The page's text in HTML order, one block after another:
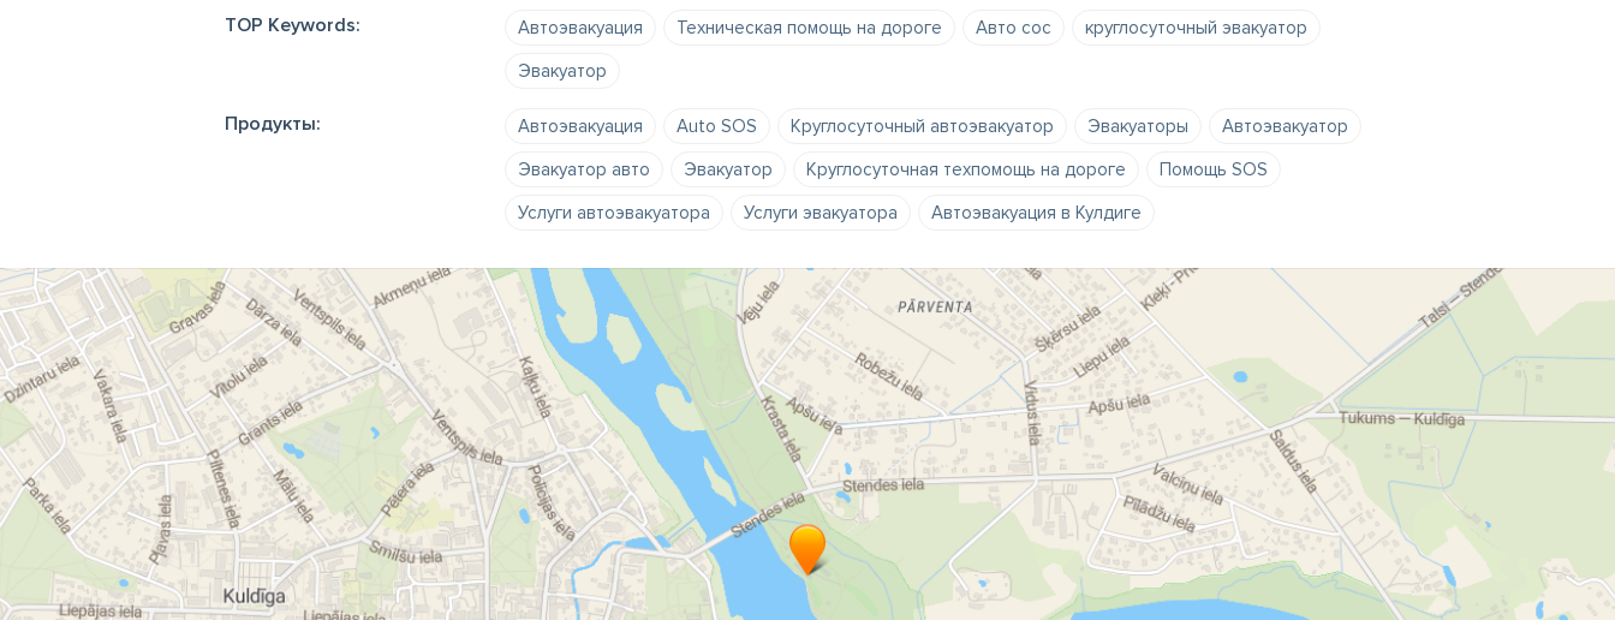
TOP Keywords: Автоэвакуация Техническая помощь на дороге Авто сос
круглосуточный эвакуатор
Эвакуатор
Продукты: Автоэвакуация Auto SOS Круглосуточный автоэвакуатор Эвакуаторы
Автоэвакуатор
Эвакуатор авто
Эвакуатор Круглосуточная техпомощь на дороге
Помощь SOS
Услуги автоэвакуатора
Услуги эвакуатора Автоэвакуация в Кулдиге